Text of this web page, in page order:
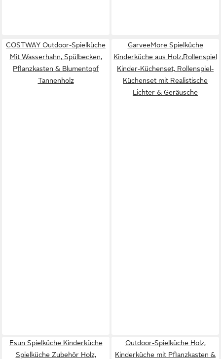
COSTWAY Outdoor-Spielküche
Mit Wasserhahn, Spülbecken,
Pflanzkasten & Blumentopf
Tannenholz
GarveeMore Spielküche
Kinderküche aus Holz,Rollenspiel
Kinder-Küchenset, Rollenspiel-
Küchenset mit Realistische
Lichter & Geräusche
Esun Spielküche Kinderküche
Spielküche Zubehör Holz,
Outdoor-Spielküche Holz,
Kinderküche mit Pflanzkasten &